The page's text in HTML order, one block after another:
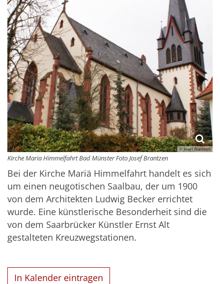
© Josef Brantzen
Kirche Maria Himmelfahrt Bad Münster Foto Josef Brantzen
Bei der Kirche Mariä Himmelfahrt handelt es sich
um einen neugotischen Saalbau, der um 1900
von dem Architekten Ludwig Becker errichtet
wurde. Eine künstlerische Besonderheit sind die
von dem Saarbrücker Künstler Ernst Alt
gestalteten Kreuzwegstationen.
In Kalender eintragen